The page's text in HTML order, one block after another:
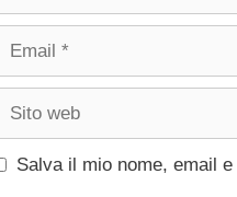
Email
Sito
Salva il mio nome, email